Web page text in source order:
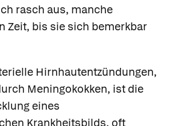
rasch aus, manche
Zeit, bis sie sich bemerkbar
Hirnhautentzündungen,
Meningokokken, ist die
eines
Krankheitsbilds, oft